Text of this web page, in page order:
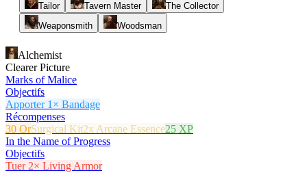
Tailor
Tavern Master
The Collector
Weaponsmith
Woodsman
Alchemist
Clearer Picture
Marks of Malice
Objectifs
Apporter 1× Bandage
Récompenses
30 OrSurgical Kit2x Arcane Essence25 XP
In the Name of Progress
Objectifs
Tuer 2× Living Armor